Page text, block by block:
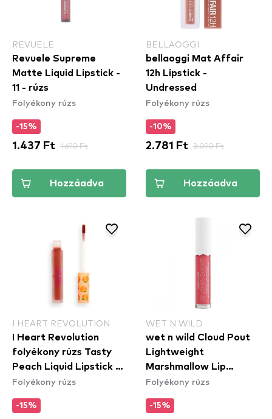
REVUELE
Revuele Supreme
Matte Liquid Lipstick -
11 - rúzs
Folyékony rúzs
-15%
1.437 Ft 1.690 Ft
Hozzáadva
BELLAOGGI
bellaoggi Mat Affair
12h Lipstick -
Undressed
Folyékony rúzs
-10%
2.781 Ft 3.090 Ft
Hozzáadva
I HEART REVOLUTION
I Heart Revolution
folyékony rúzs Tasty
Peach Liquid Lipstick -
Delight
Folyékony rúzs
-15%
WET N WILD
wet n wild Cloud Pout
Lightweight
Marshmallow Lip
Mousse - Marshmallow
Folyékony rúzs
-15%